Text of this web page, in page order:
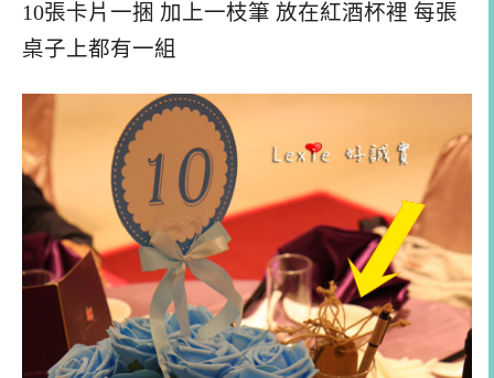
10張卡片一捆 加上一枝筆 放在紅酒杯裡 每張
桌子上都有一組